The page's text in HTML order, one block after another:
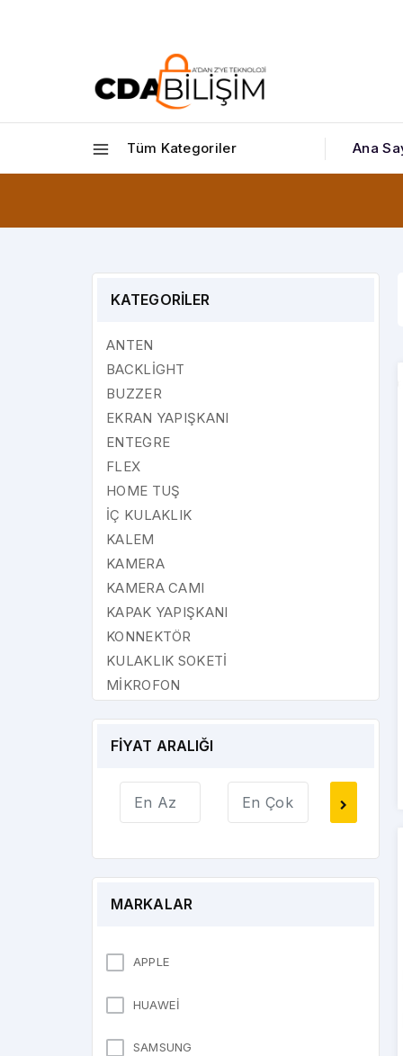
Tüm Kategoriler Ana
KATEGORİLER
ANTEN
BACKLİGHT
BUZZER
EKRAN YAPIŞKANI
ENTEGRE
FLEX
HOME TUŞ
İÇ KULAKLIK
KALEM
KAMERA
KAMERA CAMI
KAPAK YAPIŞKANI
KONNEKTÖR
KULAKLIK SOKETİ
MİKROFON
NFC
ON-OFF FLEX
PARMAK İZİ
SENSÖR
ŞARJ BORDU
ŞARJ SOKETİ
TUŞ BORDU
VİDA
FİYAT ARALIĞI
MARKALAR
APPLE
HUAWEİ
SAMSUNG